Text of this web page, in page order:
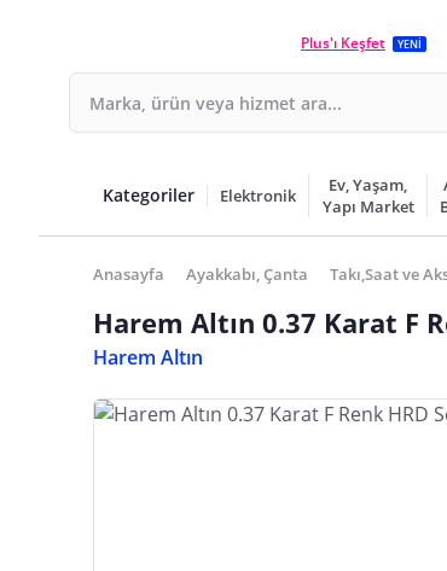
Plus'ı Keşfet YENİ
Kategoriler Elektronik
Ev, Yaşam,
Yapı Market
Anasayfa Ayakkabı, Çanta Takı,Saat ve
Harem Altın 0.37 Karat F
Harem Altın